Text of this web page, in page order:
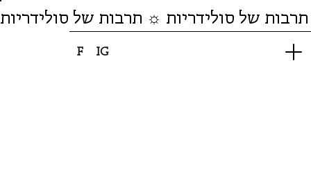
F IG
של סולידריות ☼ תרבות של סולידריות